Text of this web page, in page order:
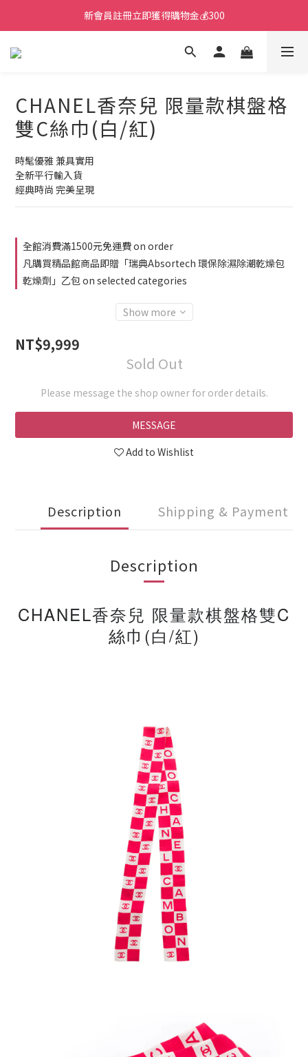
新會員註冊立即獲得購物金💰300
CHANEL香奈兒 限量款棋盤格
雙C絲巾(白/紅)
時髦優雅 兼具實用
全新平行輸入貨
經典時尚 完美呈現
全館消費滿1500元免運費 on order
凡購買精品館商品即贈「瑞典Absortech 環保除濕除潮乾燥包
乾燥劑」乙包 on selected categories
Show more
NT$9,999
Sold Out
Please message the shop owner for order details.
MESSAGE
Add to Wishlist
Description Shipping & Payment
Description
CHANEL香奈兒 限量款棋盤格雙C
絲巾(白/紅)